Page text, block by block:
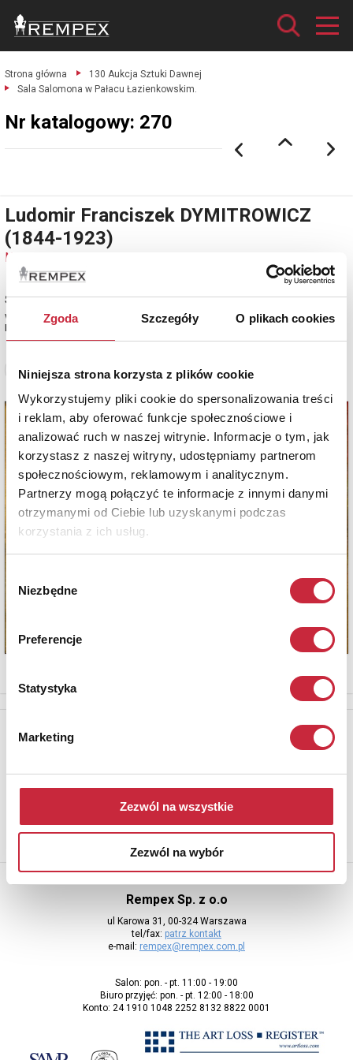
Zgoda Szczegóły O plikach cookies
Niniejsza strona korzysta z plików cookie
Wykorzystujemy pliki cookie do spersonalizowania treści
i reklam, aby oferować funkcje społecznościowe i
analizować ruch w naszej witrynie. Informacje o tym, jak
korzystasz z naszej witryny, udostępniamy partnerom
społecznościowym, reklamowym i analitycznym.
Partnerzy mogą połączyć te informacje z innymi danymi
otrzymanymi od Ciebie lub uzyskanymi podczas
korzystania z ich usług.
zgody
Niezbędne
Preferencje
Statystyka
Marketing
Zezwól na wszystkie
Zezwól na wybór
Strona główna
130 Aukcja Sztuki Dawnej
Sala Salomona w Pałacu Łazienkowskim.
Nr katalogowy: 270
Ludomir Franciszek DYMITROWICZ
(1844-1923)
Nr katalogowy: 270
Sala Salomona w Pałacu Łazienkowskim
w Warszawie gwasz, papier, 50 x 69 cm (w świetle oprawy); sygn. p. d.: m.
Lud. Dymitrowicz 1892
Zobacz pełne informacje
adres e-mail
Rempex Sp. z o.o
ul Karowa 31, 00-324 Warszawa
tel/fax: patrz kontakt
e-mail: rempex@rempex.com.pl
Salon: pon. - pt. 11:00 - 19:00
Biuro przyjęć: pon. - pt. 12:00 - 18:00
Konto: 24 1910 1048 2252 8132 8822 0001